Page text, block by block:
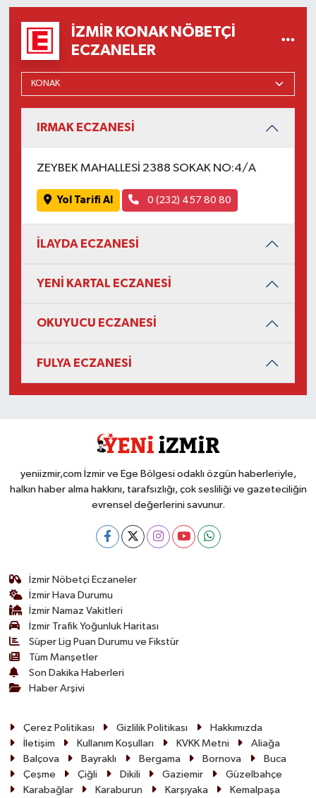
İZMIR KONAK NÖBETÇI
ECZANELER
IRMAK ECZANESİ
ZEYBEK MAHALLESİ 2388 SOKAK NO:4/A
Yol Tarifi Al 0 (232) 457 80 80
İLAYDA ECZANESİ
YENİ KARTAL ECZANESİ
OKUYUCU ECZANESİ
FULYA ECZANESİ
yeniizmir,com İzmir ve Ege Bölgesi odaklı özgün haberleriyle,
halkın haber alma hakkını, tarafsızlığı, çok sesliliği ve gazeteciliğin
evrensel değerlerini savunur.
İzmir Nöbetçi Eczaneler
İzmir Hava Durumu
İzmir Namaz Vakitleri
İzmir Trafik Yoğunluk Haritası
Süper Lig Puan Durumu ve Fikstür
Tüm Manşetler
Son Dakika Haberleri
Haber Arşivi
Çerez Politikası Gizlilik Politikası
Hakkımızda
İletişim
Kullanım Koşulları KVKK Metni
Aliağa
Balçova
Bayraklı Bergama Bornova
Buca
Çeşme
Çiğli Dikili Gaziemir
Güzelbahçe
Karabağlar
Karaburun Karşıyaka Kemalpaşa